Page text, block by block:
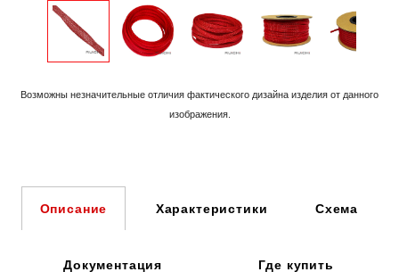
Возможны незначительные отличия фактического дизайна изделия от данного
изображения.
Описание Характеристики Схема
Документация Где купить